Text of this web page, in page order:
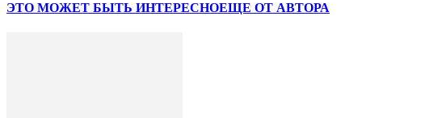
ЭТО МОЖЕТ БЫТЬ ИНТЕРЕСНОЕЩЕ ОТ АВТОРА